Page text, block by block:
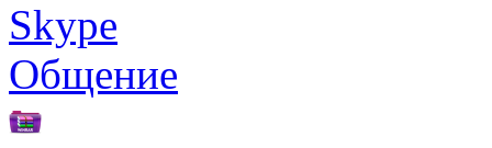
Skype
Общение